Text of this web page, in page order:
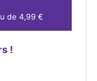
de 4,99 €
!